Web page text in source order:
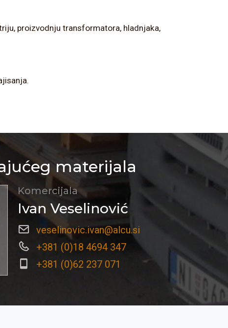
proizvodnju transformatora, hladnjaka,
materijala
Komercijala
Ivan Veselinović
veselinovic.ivan@alcu.si
+381 (0)18 4694 347
+381 (0)62 237 071